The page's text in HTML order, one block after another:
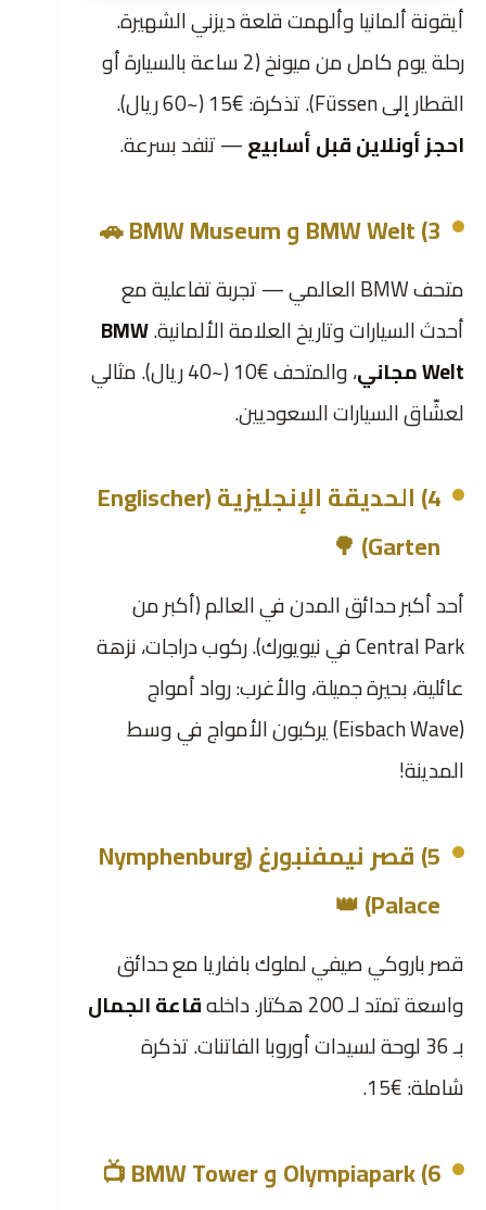
أيقونة ألمانيا وألهمت قلعة ديزني الشهيرة.
رحلة يوم كامل من ميونخ (2 ساعة بالسيارة أو
القطار إلى Füssen). تذكرة: €15 (~60 ريال).
احجز أونلاين قبل أسابيع— تنفد بسرعة.
3) BMW Welt و BMW Museum 🚗
متحف BMW العالمي — تجربة تفاعلية مع
أحدث السيارات وتاريخ العلامة الألمانية.BMW
Welt مجاني
، والمتحف €10 (~40 ريال). مثالي
لعشّاق السيارات السعوديين.
4) الحديقة الإنجليزية (Englischer
Garten) 🌳
أحد أكبر حدائق المدن في العالم (أكبر من
Central Park في نيويورك). ركوب دراجات، نزهة
عائلية، بحيرة جميلة، والأغرب: رواد أمواج
(Eisbach Wave) يركبون الأمواج في وسط
المدينة!
5) قصر نيمفنبورغ (Nymphenburg
Palace) 👑
قصر باروكي صيفي لملوك بافاريا مع حدائق
واسعة تمتد لـ 200 هكتار. داخله
قاعة الجمال
بـ 36 لوحة لسيدات أوروبا الفاتنات. تذكرة
شاملة: €15.
6) Olympiapark و BMW Tower 📺